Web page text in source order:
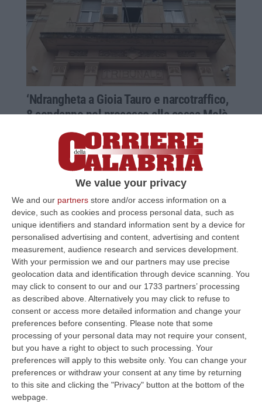
We value your privacy
We and our partners store and/or access information on a
device, such as cookies and process personal data, such as
unique identifiers and standard information sent by a device for
personalised advertising and content, advertising and content
measurement, audience research and services development.
With your permission we and our partners may use precise
geolocation data and identification through device scanning. You
may click to consent to our and our 1733 partners’ processing
as described above. Alternatively you may click to refuse to
consent or access more detailed information and change your
preferences before consenting. Please note that some
processing of your personal data may not require your consent,
but you have a right to object to such processing. Your
preferences will apply to this website only. You can change your
preferences or withdraw your consent at any time by returning
to this site and clicking the "Privacy" button at the bottom of the
webpage.
‘Ndrangheta a Gioia Tauro e narcotraffico,
8 condanne nel processo alla cosca Molè
Chiuso il primo grado: pene fino a 21 anni per
associazione mafiosa, estorsioni e altri reati.
Anche 5 assoluzioni nel troncone ordinario
Pubblicato il: 17/10/25 – 16:40
«Oltre 300 chili di cocaina “pescati” dai
sub». I traffici al porto di Gioia nei racconti
di Ficarra: «Da sempre al servizio dei